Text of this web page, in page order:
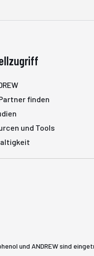
finden
und Tools
und ANDREW sind